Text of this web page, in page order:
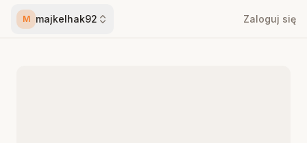
M majkelhak92 Zaloguj się